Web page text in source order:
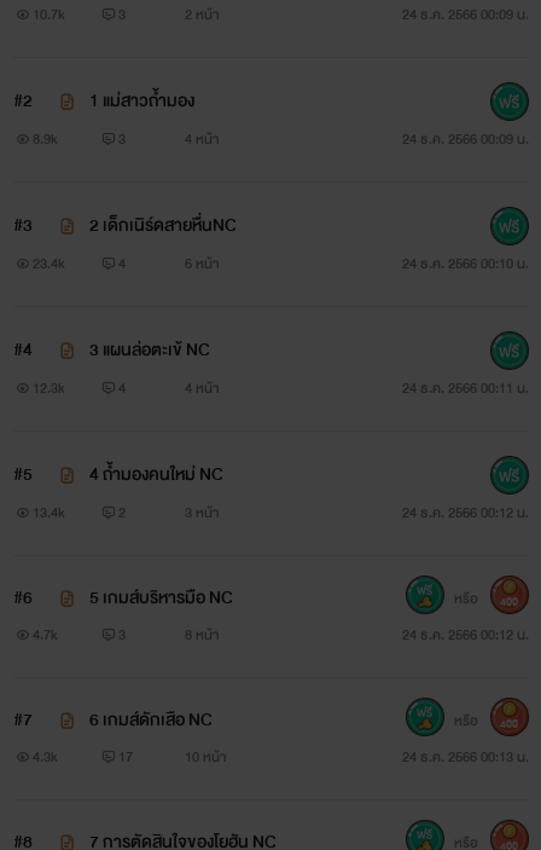
10.7k 3 2 หน้า 24 ธ.ค. 2566 00:09 น.
#2 1 แม่สาวถ้ำมอง
8.9k 3 4 หน้า 24 ธ.ค. 2566 00:09 น.
#3 2 เด็กเนิร์ดสายหื่นNC
23.4k 4 6 หน้า 24 ธ.ค. 2566 00:10 น.
#4 3 แผนล่อตะเข้ NC
12.3k 4 4 หน้า 24 ธ.ค. 2566 00:11 น.
#5 4 ถ้ำมองคนใหม่ NC
13.4k 2 3 หน้า 24 ธ.ค. 2566 00:12 น.
#6 5 เกมส์บริหารมือ NC
4.7k 3 8 หน้า 24 ธ.ค. 2566 00:12 น.
หรือ 400
#7 6 เกมส์ดักเสือ NC
4.3k 17 10 หน้า 24 ธ.ค. 2566 00:13 น.
หรือ 400
#8 7 การตัดสินใจของโยฮัน NC หรือ 400